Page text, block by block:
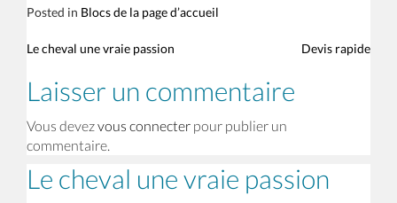
Posted in Blocs de la page d’accueil
Le cheval une vraie passion Devis rapide
Laisser un commentaire
Vous devezvous connecter pour publier un
commentaire.
Le cheval une vraie passion